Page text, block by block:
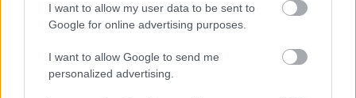
I want to allow my user data to be sent to
Google for online advertising purposes.
I want to allow Google to send me
personalized advertising.